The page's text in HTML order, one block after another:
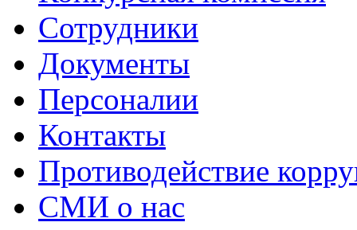
Сотрудники
Документы
Персоналии
Контакты
Противодействие
СМИ о нас